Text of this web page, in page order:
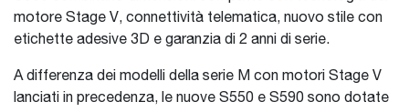
motore Stage V, connettività telematica, nuovo stile con
etichette adesive 3D e garanzia di 2 anni di serie.
A differenza dei modelli della serie M con motori Stage V
lanciati in precedenza, le nuove S550 e S590 sono dotate